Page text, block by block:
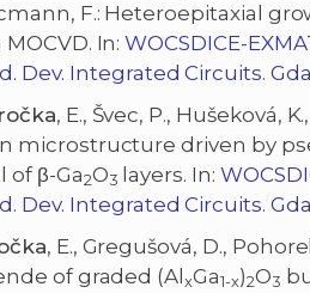
F.: Heteroepitaxial
In:WOCSDICE-
Integrated Circuits.
, E., Švec, P., Hušeková,
microstructure driven by
β-Ga2O3 layers. In:
Integrated Circuits.
, E., Gregušová, D.,
of graded (AlxGa1-x)2O3